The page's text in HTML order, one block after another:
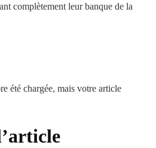
complètement leur banque de la
été chargée, mais votre article